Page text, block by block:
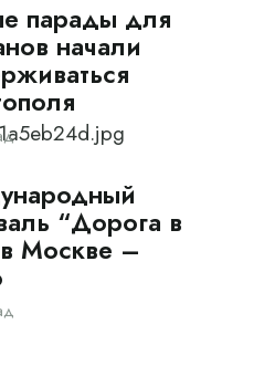
парады для
начали
“Дорога в
Москве –